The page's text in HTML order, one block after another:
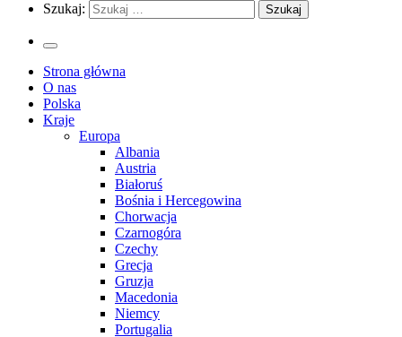
Szukaj:
Strona główna
O nas
Polska
Kraje
Europa
Albania
Austria
Białoruś
Bośnia i Hercegowina
Chorwacja
Czarnogóra
Czechy
Grecja
Gruzja
Macedonia
Niemcy
Portugalia